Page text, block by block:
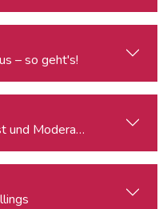
– so geht's!
und Moderation